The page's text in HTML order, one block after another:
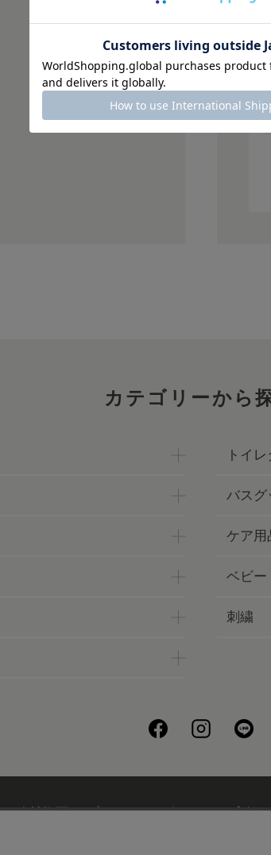
カテゴリーから
トイ
バスグ
ケア用
ベビー
刺繍
会社概要 プライバシーポリシー 店舗